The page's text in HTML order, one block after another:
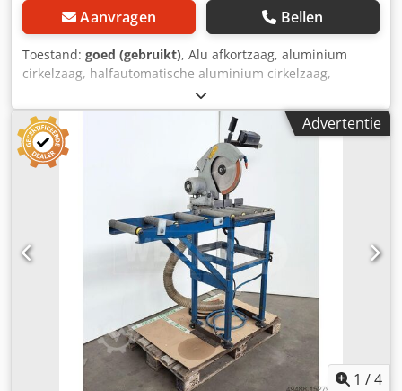
Aanvragen Bellen
Toestand: goed (gebruikt), Alu afkortzaag, aluminium
cirkelzaag, halfautomatische aluminium cirkelzaag,
afkortzaag, glaslattenzaag, metaal afkortzaag, afkort- en
verstekzaag, aluminium-metaalcirkelzaag,
lichtmetaalcirkelzaag - Fabrikant: Berg & Schmidt,
aluminium-metaalcirkelzaag Velox 350 met massief
onderstel - Zaagblad: Ø 350 mm / 1400/2800 tpm -
Zaaghoogte: 100 mm - Zaagbreedte: 170 mm - Dubbel
verstek: 45° - Aandrijving: 1,3 / 1,7 kW - Dubbele
kleminrichting: pneumatisch - Afmetingen: 890/600/H1670
mm Dodpfsr A H R Tsx Ahqeck - Gewicht: 198 kg
Advertentie
1 /4